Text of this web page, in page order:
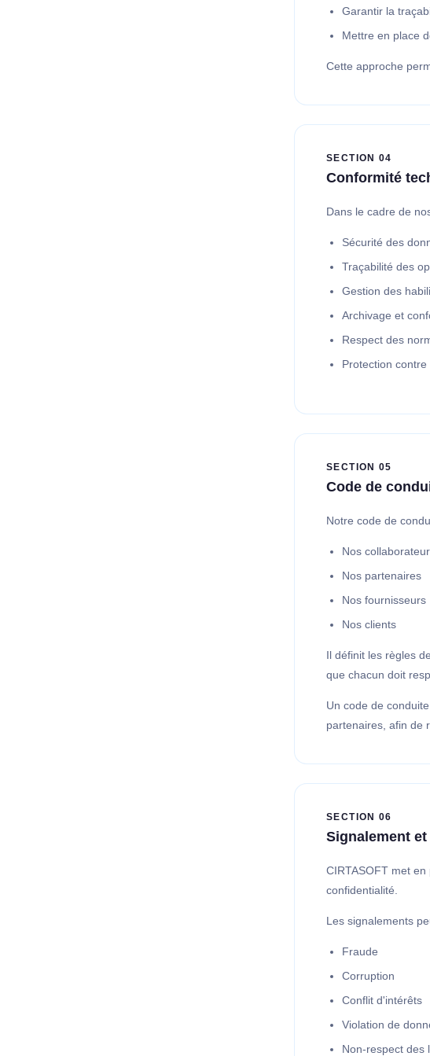
Garantir la
Mettre en place
Cette approche
SECTION 04
Conformité
Dans le cadre de
Sécurité des
Traçabilité des
Gestion des
Archivage et
Respect des
Protection
SECTION 05
Code de
Notre code de
Nos
Nos partenaires
Nos fournisseurs
Nos clients
Il définit les règles
que chacun doit
Un code de
partenaires, afin de
SECTION 06
Signalement
CIRTASOFT met
confidentialité.
Les signalements
Fraude
Corruption
Conflit d'intérêts
Violation de
Non-respect des